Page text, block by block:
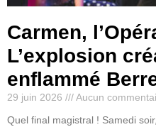
Carmen,
L’explosion
enflammé
29 juin 2026
Aucun
Quel final magistral ! Samedi